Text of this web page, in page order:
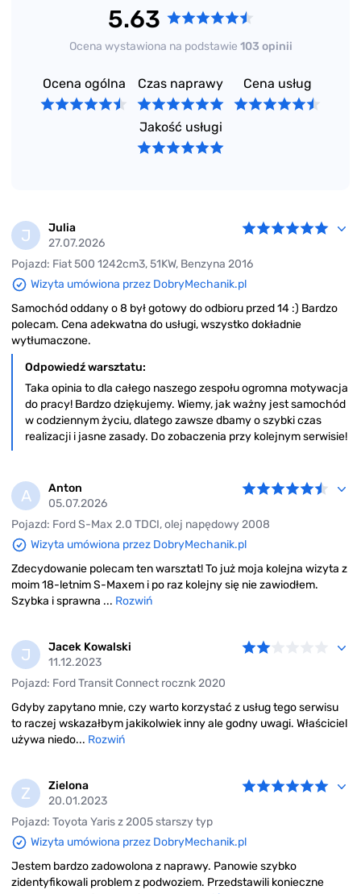
5.63
Ocena wystawiona na podstawie 103 opinii
Ocena ogólna Czas naprawy Cena usług
Jakość usługi
J
Julia
27.07.2026
Pojazd: Fiat 500 1242cm3, 51KW, Benzyna 2016
Wizyta umówiona przez DobryMechanik.pl
Samochód oddany o 8 był gotowy do odbioru przed 14 :) Bardzo
polecam. Cena adekwatna do usługi, wszystko dokładnie
wytłumaczone.
Odpowiedź warsztatu:
Taka opinia to dla całego naszego zespołu ogromna motywacja
do pracy! Bardzo dziękujemy. Wiemy, jak ważny jest samochód
w codziennym życiu, dlatego zawsze dbamy o szybki czas
realizacji i jasne zasady. Do zobaczenia przy kolejnym serwisie!
A
Anton
05.07.2026
Pojazd: Ford S-Max 2.0 TDCI, olej napędowy 2008
Wizyta umówiona przez DobryMechanik.pl
Zdecydowanie polecam ten warsztat! To już moja kolejna wizyta z
moim 18-letnim S-Maxem i po raz kolejny się nie zawiodłem.
Szybka i sprawna ... Rozwiń
J
Jacek Kowalski
11.12.2023
Pojazd: Ford Transit Connect rocznk 2020
Gdyby zapytano mnie, czy warto korzystać z usług tego serwisu
to raczej wskazałbym jakikolwiek inny ale godny uwagi. Właściciel
używa niedo... Rozwiń
Z
Zielona
20.01.2023
Pojazd: Toyota Yaris z 2005 starszy typ
Wizyta umówiona przez DobryMechanik.pl
Jestem bardzo zadowolona z naprawy. Panowie szybko
zidentyfikowali problem z podwoziem. Przedstawili konieczne